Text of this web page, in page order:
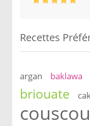
Recettes
argan baklawa
briouate